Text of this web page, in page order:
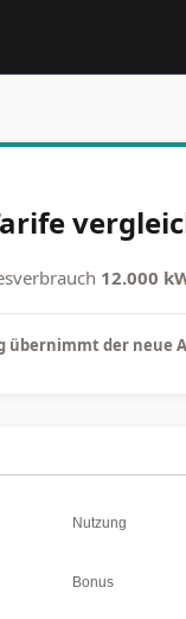
12.000
übernimmt der neue